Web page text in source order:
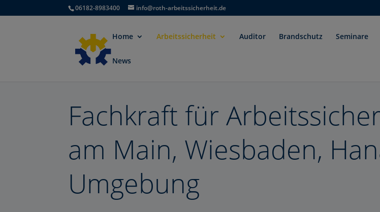
06182-8983400 info@roth-arbeitssicherheit.de
Home Arbeitssicherheit Auditor Brandschutz Seminare
News
Fachkraft für
am Main, Wiesbaden,
Umgebung